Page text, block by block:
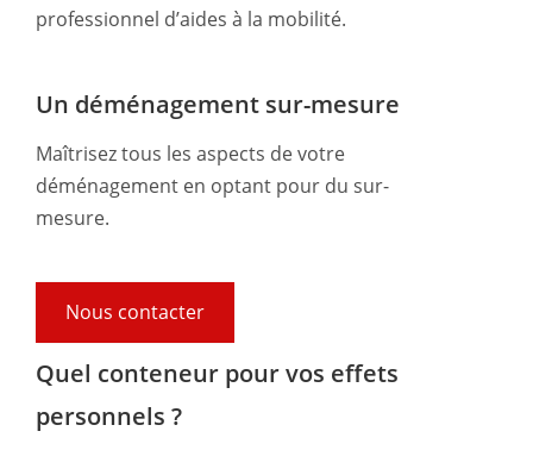
professionnel d’aides à la mobilité.
Un déménagement sur-mesure
Maîtrisez tous les aspects de votre
déménagement en optant pour du sur-
mesure.
Nous contacter
Quel conteneur pour vos effets
personnels ?​